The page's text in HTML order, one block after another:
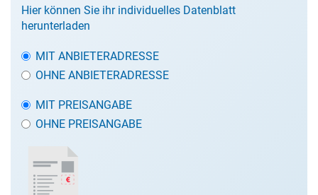
Hier können Sie ihr individuelles Datenblatt
herunterladen
MIT ANBIETERADRESSE
OHNE ANBIETERADRESSE
MIT PREISANGABE
OHNE PREISANGABE